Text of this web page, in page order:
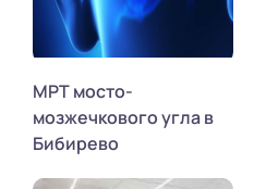
МРТ мосто-
мозжечкового угла в
Бибирево